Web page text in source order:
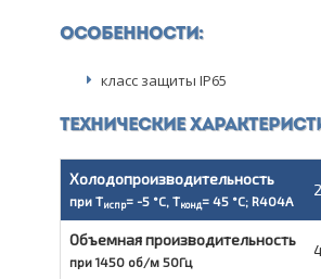
Особенности:
класс защиты IP65
Технические
Холодопроизводительность
при Tиспр= -5 °C, Tконд= 45 °C; R404A
Объемная производительность
при 1450 об/м 50Гц